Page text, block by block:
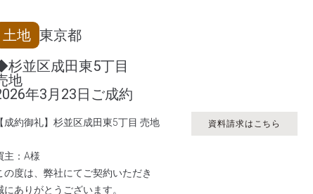
土地 東京都
並区成田東5丁目
地
年3月23日ご成約
【成約御礼】杉並区成田東5丁目 売地
主：A様
の度は、弊社にてご契約いただき
にありがとうございます。
資料請求はこちら